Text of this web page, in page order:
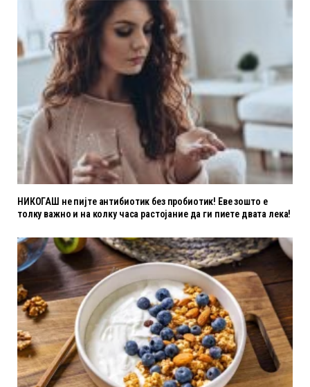
НИКОГАШ не пијте антибиотик без пробиотик! Еве зошто е
толку важно и на колку часа растојание да ги пиете двата лека!